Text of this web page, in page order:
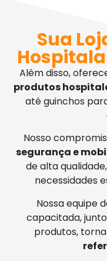
Sua
Além disso,
produtos
até guinchos
Nosso
segurança e
de alta
necessidades
Nossa equipe
capacitada,
produtos,